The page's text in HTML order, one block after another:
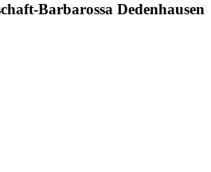
Barbarossa Dedenhausen